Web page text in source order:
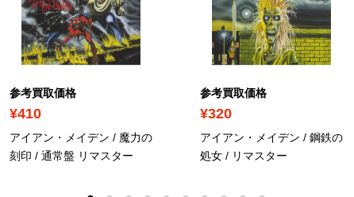
参考買取価格
¥410
アイアン・メイデン / 魔力の
刻印 / 通常盤 リマスター
参考買取価格
¥320
アイアン・メイデン / 鋼鉄の
処女 / リマスター